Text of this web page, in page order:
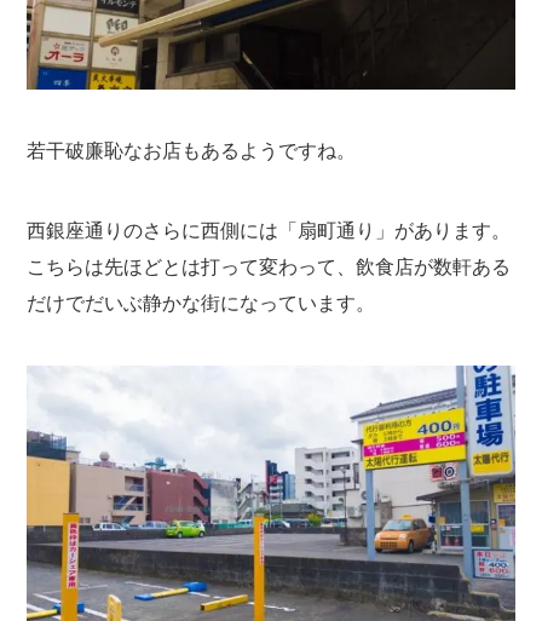
若干破廉恥なお店もあるようですね。
西銀座通りのさらに西側には「扇町通り」があります。
こちらは先ほどとは打って変わって、飲食店が数軒ある
だけでだいぶ静かな街になっています。